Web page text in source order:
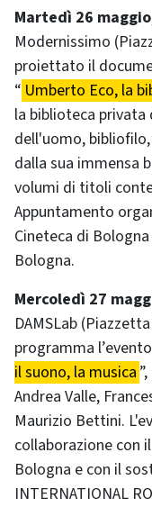
Martedì 26 maggio
Modernissimo
proiettato il
“ Umberto Eco, la
la biblioteca
dell'uomo,
dalla sua immensa
volumi di titoli
Appuntamento
Cineteca di
Bologna.
Mercoledì 27
DAMSLab
programma
il suono, la musica
Andrea Valle,
Maurizio Bettini.
collaborazione con
Bologna e con il
INTERNATIONAL